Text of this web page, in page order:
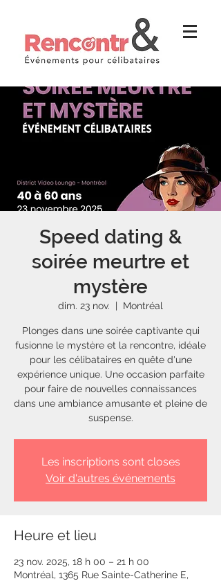
Speed dating &
soirée meurtre et
mystère
dim. 23 nov.
  |
Montréal
Plonges dans une soirée captivante qui
fusionne le mystère et la rencontre, idéale
pour les célibataires en quête d'une
expérience unique. Une occasion parfaite
pour faire de nouvelles connaissances
dans une ambiance amusante et pleine de
suspense.
Les inscriptions sont closes
Voir d'autres événements
Heure et lieu
23 nov. 2025, 18 h 00 – 21 h 00
Montréal, 1365 Rue Sainte-Catherine E,